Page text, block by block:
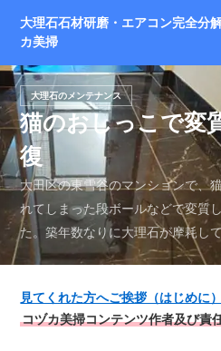
大理石石材研磨・エアコン完全分
カ美掃
猫のおしっこで変
復
大田区の東雪谷のマンションで、
れてしまった段ボールなどで変質
た。築年数なりに大理石が摩耗し
大理石のメンテナンス
見てくれた方へご挨拶（はじめに）
コヅカ美掃コンテンツ作者及び